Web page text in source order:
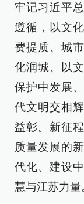
牢记习近平
遵循，以文
费提质、城
化润城、以
保护中发展
代文明交相
益彰。新征
质量发展的
代化、建设
慧与江苏力量